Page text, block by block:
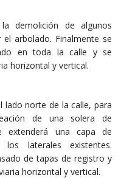
demolición de algunos
arbolado. Finalmente se
en toda la calle y se
horizontal y vertical.
lado norte de la calle, para
de una solera de
una capa de
laterales existentes.
de tapas de registro y
horizontal y vertical.